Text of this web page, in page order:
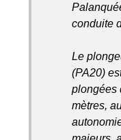
conduite
Le
(PA20)
plongées
mètres,